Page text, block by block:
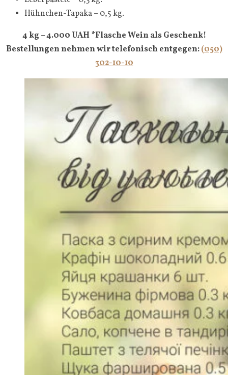
Hühnchen-Tapaka – 0,5 kg.
4 kg – 4.000 UAH *Flasche Wein als Geschenk!
Bestellungen nehmen wir telefonisch entgegen:(050)
302-10-10